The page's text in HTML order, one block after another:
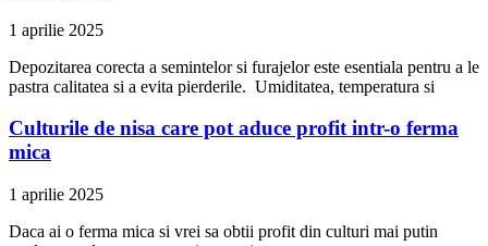
1 aprilie 2025
Depozitarea corecta a semintelor si furajelor este esentiala pentru a le
pastra calitatea si a evita pierderile. Umiditatea, temperatura si
Culturile de nisa care pot aduce profit intr-o ferma
mica
1 aprilie 2025
Daca ai o ferma mica si vrei sa obtii profit din culturi mai putin